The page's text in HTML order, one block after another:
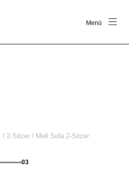
Menü
/ 2-Sitzer / Mell Sofa 2-Sitzer
03